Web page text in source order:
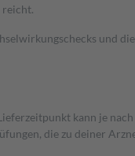
reicht.
und
kann je
die zu deiner